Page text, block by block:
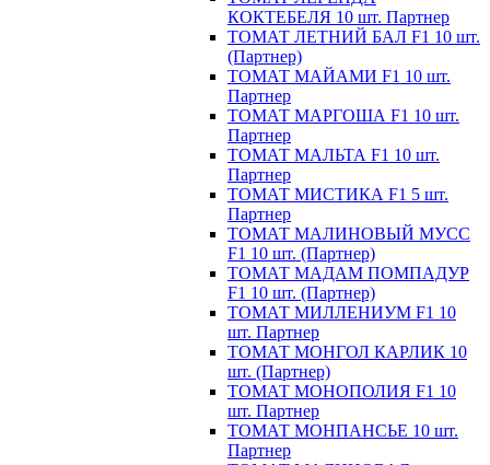
КОКТЕБЕЛЯ 10 шт. Партнер
ТОМАТ ЛЕТНИЙ БАЛ F1 10 шт.
(Партнер)
ТОМАТ МАЙАМИ F1 10 шт.
Партнер
ТОМАТ МАРГОША F1 10 шт.
Партнер
ТОМАТ МАЛЬТА F1 10 шт.
Партнер
ТОМАТ МИСТИКА F1 5 шт.
Партнер
ТОМАТ МАЛИНОВЫЙ МУСС
F1 10 шт. (Партнер)
ТОМАТ МАДАМ ПОМПАДУР
F1 10 шт. (Партнер)
ТОМАТ МИЛЛЕНИУМ F1 10
шт. Партнер
ТОМАТ МОНГОЛ КАРЛИК 10
шт. (Партнер)
ТОМАТ МОНОПОЛИЯ F1 10
шт. Партнер
ТОМАТ МОНПАНСЬЕ 10 шт.
Партнер